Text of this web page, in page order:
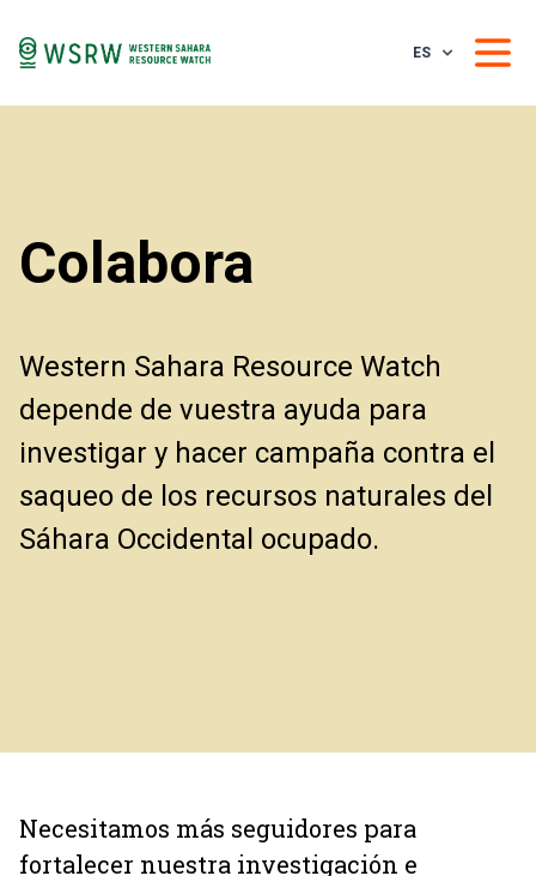
ES
Colabora
Western Sahara Resource Watch
depende de vuestra ayuda para
investigar y hacer campaña contra el
saqueo de los recursos naturales del
Sáhara Occidental ocupado.
Necesitamos más seguidores para
fortalecer nuestra investigación e